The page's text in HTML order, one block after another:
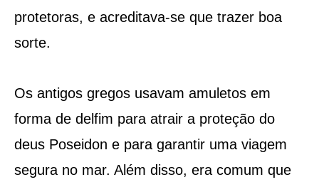
protetoras, e acreditava-se que trazer boa
sorte.
Os antigos gregos usavam amuletos em
forma de delfim para atrair a proteção do
deus Poseidon e para garantir uma viagem
segura no mar. Além disso, era comum que